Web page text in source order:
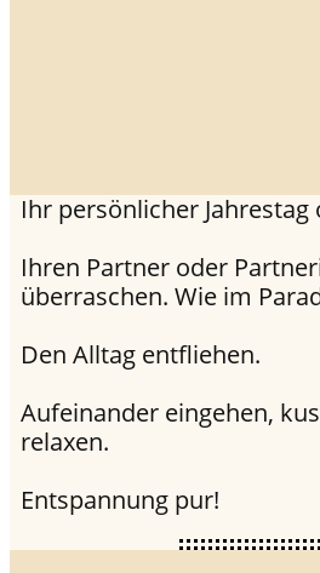
Ihr persönlicher Jahrestag
Ihren Partner oder
überraschen. Wie im
Den Alltag entfliehen.
Aufeinander eingehen,
relaxen.
Entspannung pur!